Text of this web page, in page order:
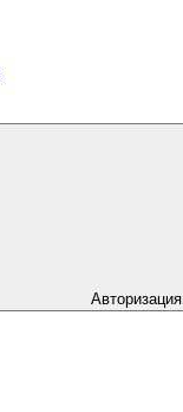
Авторизация